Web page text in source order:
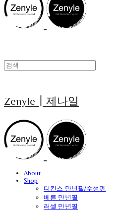
Zenyle┃제나일
About
Shop
디킨스 만년필/수성펜
베른 만년필
러셀 만년필